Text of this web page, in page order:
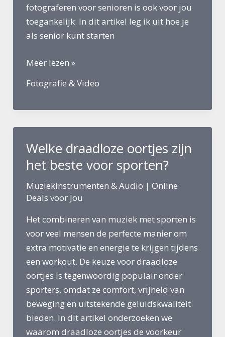
fotograferen voor senioren is ook voor jou
toegankelijk. In dit artikel leg ik uit hoe je
als senior kunt starten
Fotograferen
Senioren:
Toegankelijke
Hobby
Meer lezen »
Fotografie & Video
Welke draadloze oortjes zijn
het beste voor sporten?
Muziekinstrumenten & Audio | Online
Deals voor Jou
Het combineren van muziek met sporten is
voor veel mensen de perfecte manier om
extra motivatie en energie te krijgen tijdens
een workout. De keuze voor draadloze
oortjes is tegenwoordig populair onder
sporters, omdat ze comfort, vrijheid van
beweging en uitstekende geluidskwaliteit
bieden. In dit artikel onderzoeken we
waarom draadloze oortjes de voorkeur